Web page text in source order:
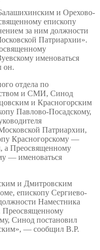
и Орехово-
епископу
за ним должности
Патриархии».
именоваться
он.
отдела по
и СМИ, Синод
и Красногорским
Павлово-Посадскому,
Патриархии,
Красногорскому —
а Преосвященному
— именоваться
и Дмитровским
епископу Сергиево-
Наместника
Преосвященному
Синод постановил
— сообщил В.Р.